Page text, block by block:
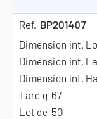
BP201407
67
50